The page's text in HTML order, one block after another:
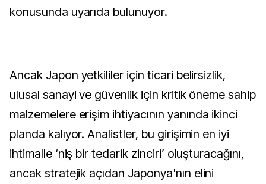
konusunda uyarıda bulunuyor.
Ancak Japon yetkililer için ticari belirsizlik,
ulusal sanayi ve güvenlik için kritik öneme sahip
malzemelere erişim ihtiyacının yanında ikinci
planda kalıyor. Analistler, bu girişimin en iyi
ihtimalle ‘niş bir tedarik zinciri’ oluşturacağını,
ancak stratejik açıdan Japonya'nın elini